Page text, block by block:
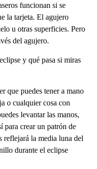
funcionan si se
la tarjeta. El agujero
u otras superficies. Pero
del agujero.
y qué pasa si miras
que puedes tener a mano
o cualquier cosa con
levantar las manos,
para crear un patrón de
reflejará la media luna del
durante el eclipse